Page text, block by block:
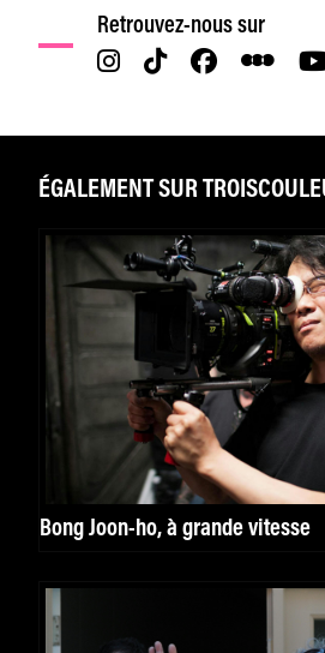
Retrouvez-nous sur
ÉGALEMENT SUR
Bong Joon-ho, à grande vitesse